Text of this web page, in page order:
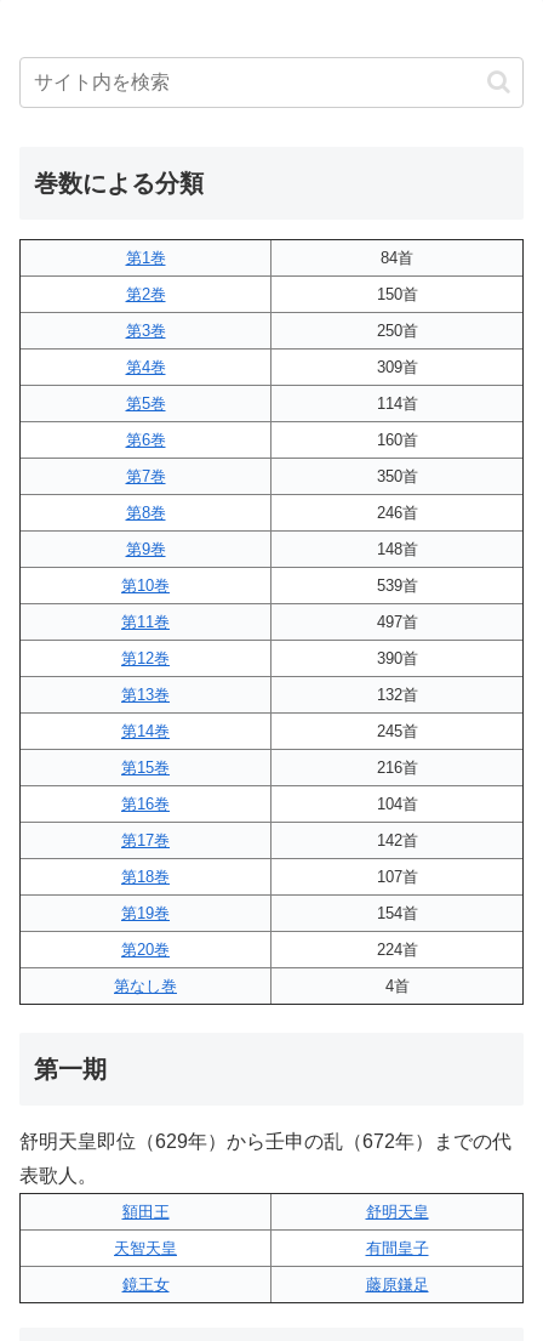
巻数による分類
第1巻
84首
第2巻
150首
第3巻
250首
第4巻
309首
第5巻
114首
第6巻
160首
第7巻
350首
第8巻
246首
第9巻
148首
第10巻
539首
第11巻
497首
第12巻
390首
第13巻
132首
第14巻
245首
第15巻
216首
第16巻
104首
第17巻
142首
第18巻
107首
第19巻
154首
第20巻
224首
第なし巻
4首
第一期
舒明天皇即位（629年）から壬申の乱（672年）までの代
表歌人。
額田王
舒明天皇
天智天皇
有間皇子
鏡王女
藤原鎌足